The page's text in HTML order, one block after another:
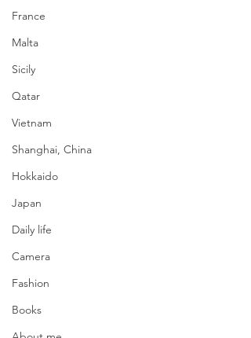
France
Malta
Sicily
Qatar
Vietnam
Shanghai, China
Hokkaido
Japan
Daily life
Camera
Fashion
Books